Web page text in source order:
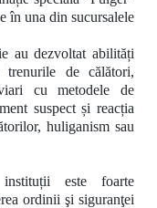
în una din sucursalele
audezvoltat abilități
trenurile de călători,
cu metodele de
suspect și reacția
huliganism sau
este foarte
ordinii şi siguranţei